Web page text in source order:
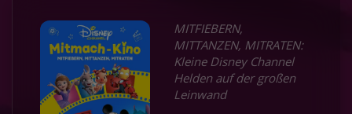
MITFIEBERN,
MITTANZEN, MITRATEN:
Kleine Disney Channel
Helden auf der großen
Leinwand